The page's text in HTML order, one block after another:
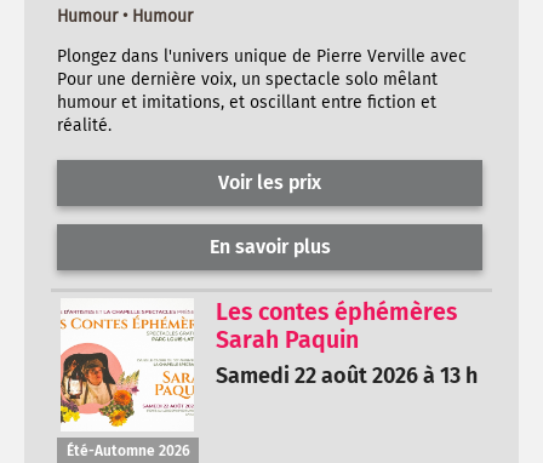
Humour • Humour
Plongez dans l'univers unique de Pierre Verville avec
Pour une dernière voix, un spectacle solo mêlant
humour et imitations, et oscillant entre fiction et
réalité.
Voir les prix
En savoir plus
Les contes éphémères
Sarah Paquin
Samedi 22 août 2026 à 13 h
Été-Automne 2026